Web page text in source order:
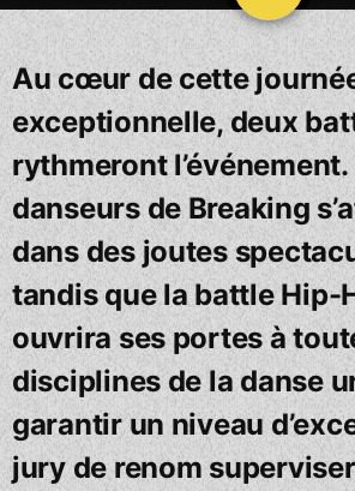
Au cœur de cette
exceptionnelle, deux
rythmeront l’événement.
danseurs de Breaking
dans des joutes
tandis que la battle Hip-
ouvrira ses portes à
disciplines de la danse
garantir un niveau
jury de renom